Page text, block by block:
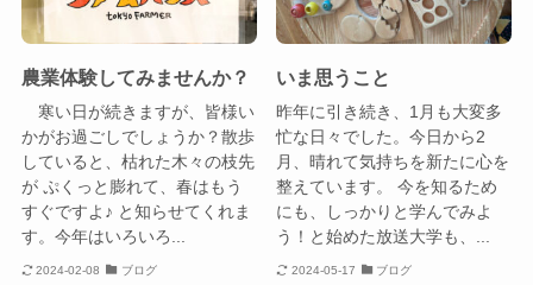
農業体験してみませんか？
寒い日が続きますが、皆様い
かがお過ごしでしょうか？散歩
していると、枯れた木々の枝先
が ぷくっと膨れて、春はもう
すぐですよ♪ と知らせてくれま
す。今年はいろいろ...
2024-02-08 ブログ
いま思うこと
昨年に引き続き、1月も大変多
忙な日々でした。今日から2
月、晴れて気持ちを新たに心を
整えています。 今を知るため
にも、しっかりと学んでみよ
う！と始めた放送大学も、...
2024-05-17 ブログ